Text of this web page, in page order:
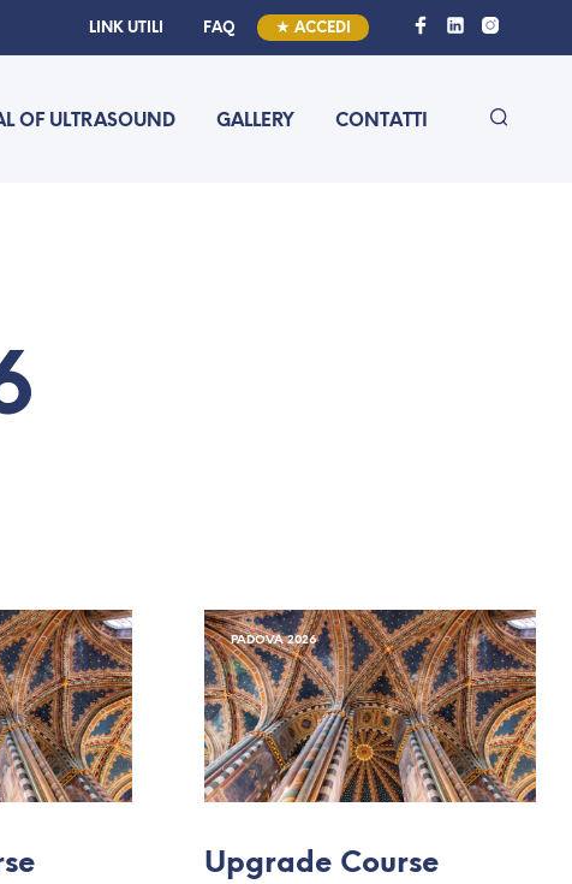
LINK UTILI FAQ ★ ACCEDI
OF ULTRASOUND GALLERY CONTATTI
PADOVA 2026
Upgrade Course